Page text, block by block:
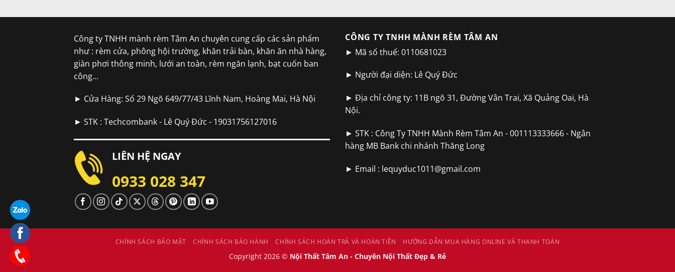
Công ty TNHH mành rèm Tâm An chuyên cung cấp các sản phẩm
như : rèm cửa, phông hội trường, khăn trải bàn, khăn ăn nhà hàng,
giàn phơi thông minh, lưới an toàn, rèm ngăn lạnh, bạt cuốn ban
công...
► Cửa Hàng: Số 29 Ngõ 649/77/43 Lĩnh Nam, Hoàng Mai, Hà Nội
► STK : Techcombank - Lê Quý Đức - 19031756127016
LIÊN HỆ NGAY
0933 028 347
CÔNG TY TNHH MÀNH RÈM TÂM AN
► Mã số thuế: 0110681023
► Người đại diện: Lê Quý Đức
► Địa chỉ công ty: 11B ngõ 31, Đường Vân Trai, Xã Quảng Oai, Hà
Nội.
► STK : Công Ty TNHH Mành Rèm Tâm An - 001113333666 - Ngân
hàng MB Bank chi nhánh Thăng Long
► Email : lequyduc1011@gmail.com
CHÍNH SÁCH BẢO MẬT CHÍNH SÁCH BẢO HÀNH CHÍNH SÁCH HOÀN TRẢ VÀ HOÀN TIỀN HƯỚNG DẪN MUA HÀNG ONLINE VÀ THANH TOÁN
Copyright 2026 © Nội Thất Tâm An - Chuyên Nội Thất Đẹp & Rẻ